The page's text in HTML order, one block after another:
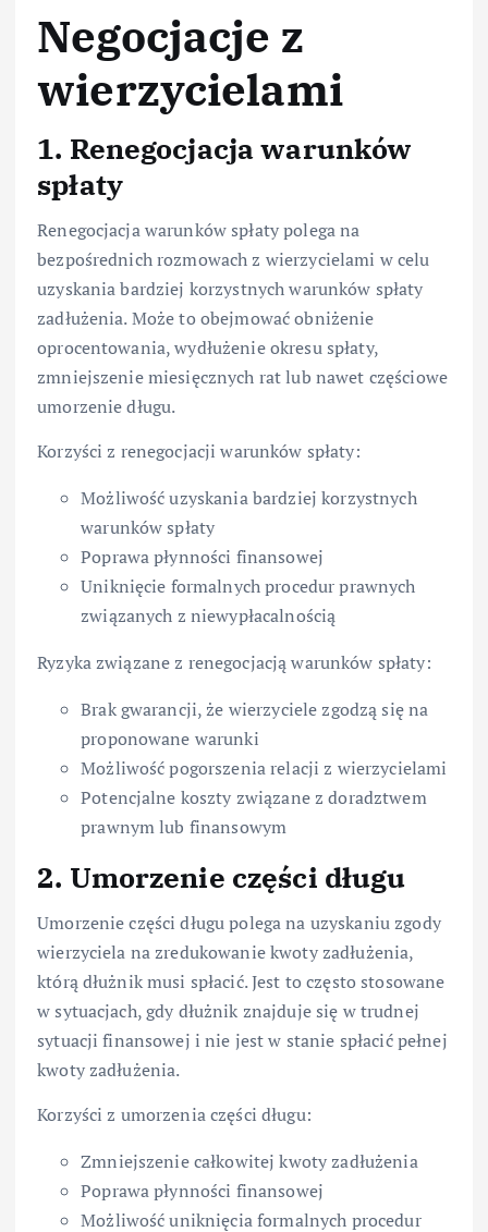
Negocjacje z
wierzycielami
1. Renegocjacja warunków
spłaty
Renegocjacja warunków spłaty polega na
bezpośrednich rozmowach z wierzycielami w celu
uzyskania bardziej korzystnych warunków spłaty
zadłużenia. Może to obejmować obniżenie
oprocentowania, wydłużenie okresu spłaty,
zmniejszenie miesięcznych rat lub nawet częściowe
umorzenie długu.
Korzyści z renegocjacji warunków spłaty:
Możliwość uzyskania bardziej korzystnych
warunków spłaty
Poprawa płynności finansowej
Uniknięcie formalnych procedur prawnych
związanych z niewypłacalnością
Ryzyka związane z renegocjacją warunków spłaty:
Brak gwarancji, że wierzyciele zgodzą się na
proponowane warunki
Możliwość pogorszenia relacji z wierzycielami
Potencjalne koszty związane z doradztwem
prawnym lub finansowym
2. Umorzenie części długu
Umorzenie części długu polega na uzyskaniu zgody
wierzyciela na zredukowanie kwoty zadłużenia,
którą dłużnik musi spłacić. Jest to często stosowane
w sytuacjach, gdy dłużnik znajduje się w trudnej
sytuacji finansowej i nie jest w stanie spłacić pełnej
kwoty zadłużenia.
Korzyści z umorzenia części długu:
Zmniejszenie całkowitej kwoty zadłużenia
Poprawa płynności finansowej
Możliwość uniknięcia formalnych procedur